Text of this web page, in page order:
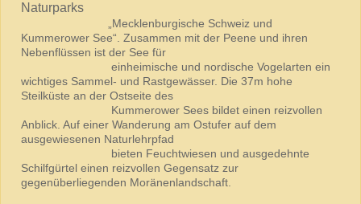
Naturparks
„Mecklenburgische Schweiz und
Kummerower See“. Zusammen mit der Peene und ihren
Nebenflüssen ist der See für
einheimische und nordische Vogelarten ein
wichtiges Sammel- und Rastgewässer. Die 37m hohe
Steilküste an der Ostseite des
Kummerower Sees bildet einen reizvollen
Anblick. Auf einer Wanderung am Ostufer auf dem
ausgewiesenen Naturlehrpfad
bieten Feuchtwiesen und ausgedehnte
Schilfgürtel einen reizvollen Gegensatz zur
gegenüberliegenden Moränenlandschaft.